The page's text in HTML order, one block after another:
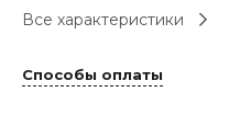
Все характеристики
Способы оплаты